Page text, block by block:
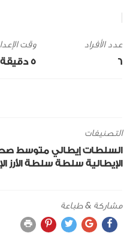
6
وقت
5 ‎دقيقة
التصنيفات
السلطات إيطالي متوسط
الإيطالية سلطة سلطة الأرز
مشاركة & طباعة